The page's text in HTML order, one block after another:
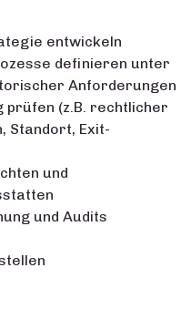
entwickeln
definieren unter
Anforderungen
(z.B. rechtlicher
Standort, Exit-
und
und Audits